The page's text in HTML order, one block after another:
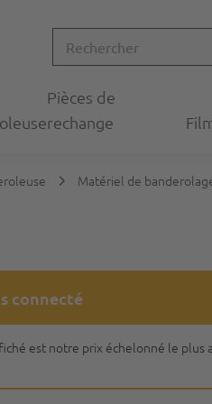
Pièces de
rechange
Matériel de
connecté
est notre prix échelonné le plus